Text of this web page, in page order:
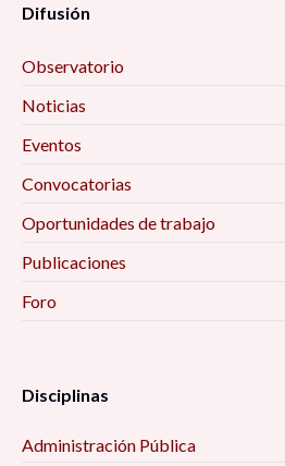
Difusión
Observatorio
Noticias
Eventos
Convocatorias
Oportunidades de trabajo
Publicaciones
Foro
Disciplinas
Administración Pública